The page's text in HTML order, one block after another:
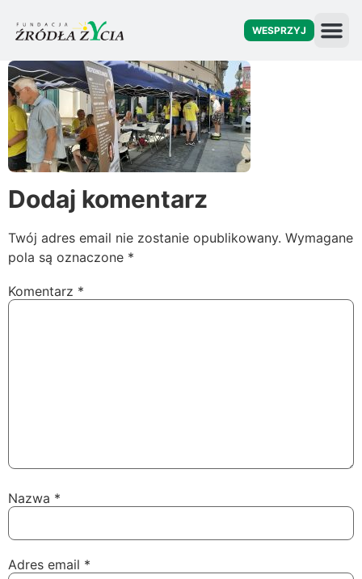
WESPRZYJ
Dodaj komentarz
Twój adres email nie zostanie opublikowany. Wymagane
pola są oznaczone *
Komentarz *
Nazwa *
Adres email *